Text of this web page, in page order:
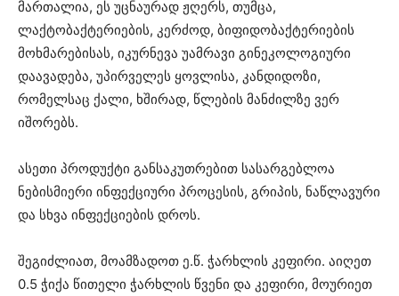
მართალია, ეს უცნაურად ჟღერს, თუმცა,
ლაქტობაქტერიების, კერძოდ, ბიფიდობაქტერიების
მოხმარებისას, იკურნევა უამრავი გინეკოლოგიური
დაავადება, უპირველეს ყოვლისა, კანდიდოზი,
რომელსაც ქალი, ხშირად, წლების მანძილზე ვერ
იშორებს.
ასეთი პროდუქტი განსაკუთრებით სასარგებლოა
ნებისმიერი ინფექციური პროცესის, გრიპის, ნაწლავური
და სხვა ინფექციების დროს.
შეგიძლიათ, მოამზადოთ ე.წ. ჭარხლის კეფირი. აიღეთ
0.5 ჭიქა წითელი ჭარხლის წვენი და კეფირი, მოურიეთ